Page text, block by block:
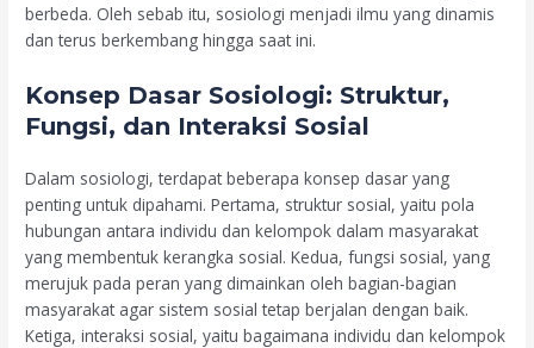
berbeda. Oleh sebab itu, sosiologi menjadi ilmu yang dinamis
dan terus berkembang hingga saat ini.
Konsep Dasar Sosiologi: Struktur,
Fungsi, dan Interaksi Sosial
Dalam sosiologi, terdapat beberapa konsep dasar yang
penting untuk dipahami. Pertama, struktur sosial, yaitu pola
hubungan antara individu dan kelompok dalam masyarakat
yang membentuk kerangka sosial. Kedua, fungsi sosial, yang
merujuk pada peran yang dimainkan oleh bagian-bagian
masyarakat agar sistem sosial tetap berjalan dengan baik.
Ketiga, interaksi sosial, yaitu bagaimana individu dan kelompok